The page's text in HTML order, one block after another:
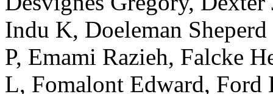
Indu K, Doeleman Sheperd
P, Emami Razieh, Falcke
L, Fomalont Edward, Ford